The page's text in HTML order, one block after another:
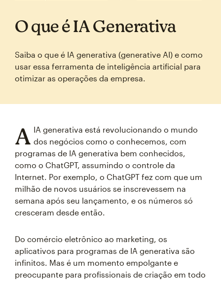
O que é IA Generativa
Saiba o que é IA generativa (generative AI) e como
usar essa ferramenta de inteligência artificial para
otimizar as operações da empresa.
A IA generativa está revolucionando o mundo
dos negócios como o conhecemos, com
programas de IA generativa bem conhecidos,
como o ChatGPT, assumindo o controle da
Internet. Por exemplo, o ChatGPT fez com que um
milhão de novos usuários se inscrevessem na
semana após seu lançamento, e os números só
cresceram desde então.
Do comércio eletrônico ao marketing, os
aplicativos para programas de IA generativa são
infinitos. Mas é um momento empolgante e
preocupante para profissionais de criação em todo